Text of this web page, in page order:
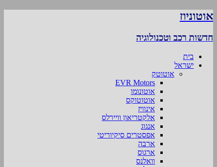
אוטוניוז
חדשות רכב וטכנולוגיה
בית
ישראל
אוטוטק
EVR Motors
אוטונומו
אוטוטוקס
אינוויז
אלקטריאון וויירלס
אנגוג
אפסטרים סיקיוריטי
ארבה
ארגוס
וואלנס